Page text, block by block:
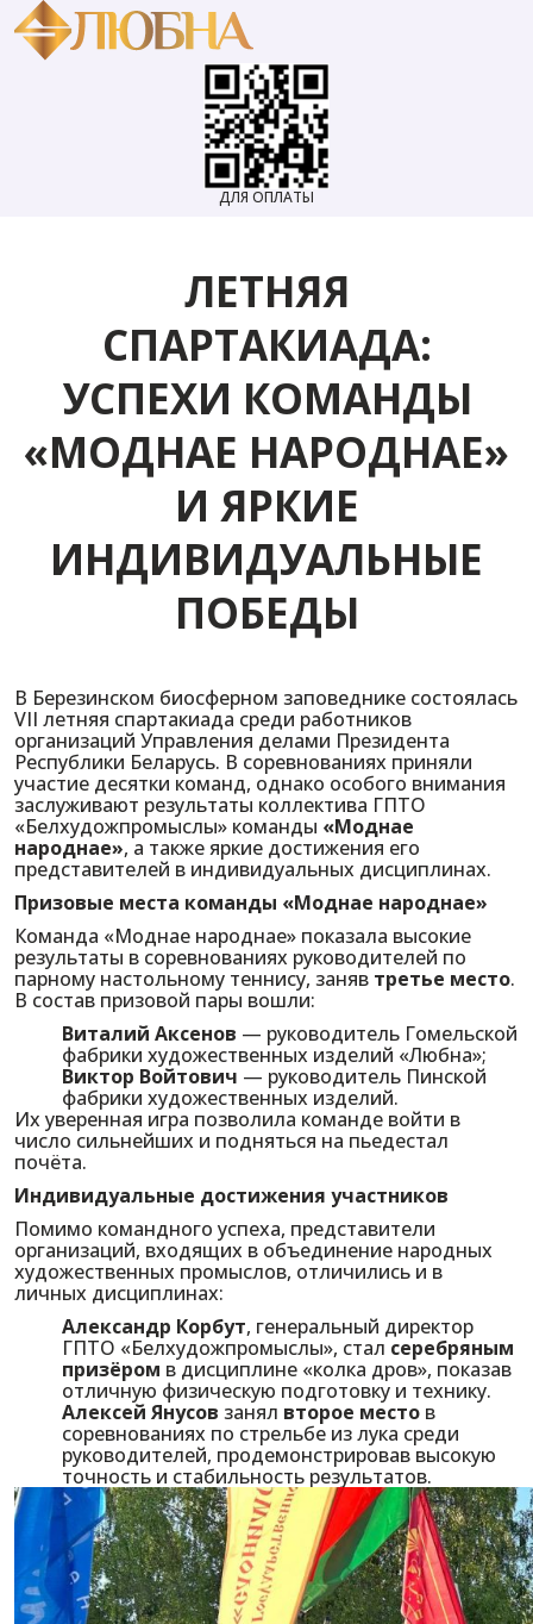
ДЛЯ ОПЛАТЫ
ЛЕТНЯЯ
СПАРТАКИАДА:
УСПЕХИ КОМАНДЫ
«МОДНАЕ НАРОДНАЕ»
И ЯРКИЕ
ИНДИВИДУАЛЬНЫЕ
ПОБЕДЫ
В Березинском биосферном заповеднике состоялась
VII летняя спартакиада среди работников
организаций Управления делами Президента
Республики Беларусь. В соревнованиях приняли
участие десятки команд, однако особого внимания
заслуживают результаты коллектива ГПТО
«Белхудожпромыслы» команды «Моднае
народнае», а также яркие достижения его
представителей в индивидуальных дисциплинах.
Призовые места команды «Моднае народнае»
Команда «Моднае народнае» показала высокие
результаты в соревнованиях руководителей по
парному настольному теннису, заняв третье место.
В состав призовой пары вошли:
Виталий Аксенов — руководитель Гомельской
фабрики художественных изделий «Любна»;
Виктор Войтович — руководитель Пинской
фабрики художественных изделий.
Их уверенная игра позволила команде войти в
число сильнейших и подняться на пьедестал
почёта.
Индивидуальные достижения участников
Помимо командного успеха, представители
организаций, входящих в объединение народных
художественных промыслов, отличились и в
личных дисциплинах:
Александр Корбут, генеральный директор
ГПТО «Белхудожпромыслы», стал серебряным
призёром в дисциплине «колка дров», показав
отличную физическую подготовку и технику.
Алексей Янусов занял второе место в
соревнованиях по стрельбе из лука среди
руководителей, продемонстрировав высокую
точность и стабильность результатов.